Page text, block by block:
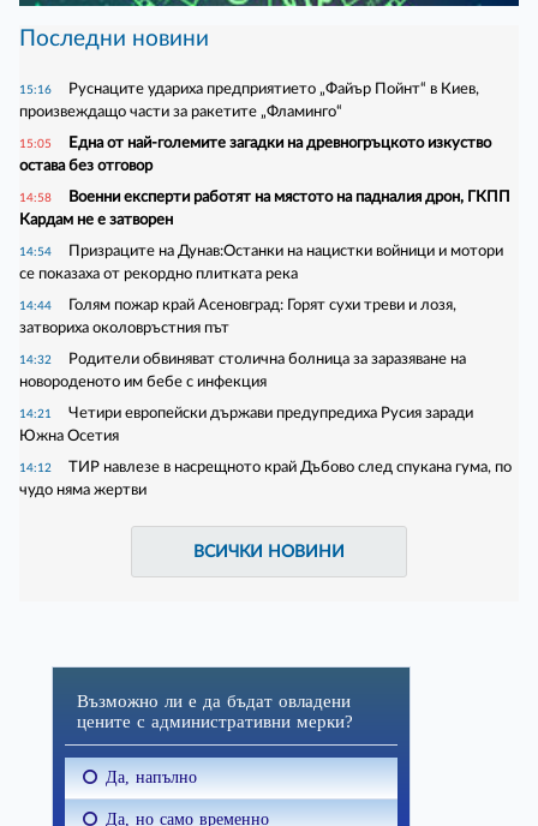
Последни новини
15:16
Руснаците удариха предприятието „Файър Пойнт“ в Киев,
произвеждащо части за ракетите „Фламинго“
15:05
Една от най-големите загадки на древногръцкото изкуство
остава без отговор
14:58
Военни експерти работят на мястото на падналия дрон, ГКПП
Кардам не е затворен
14:54
Призраците на Дунав:Останки на нацистки войници и мотори
се показаха от рекордно плитката река
14:44
Голям пожар край Асеновград: Горят сухи треви и лозя,
затвориха околовръстния път
14:32
Родители обвиняват столична болница за заразяване на
новороденото им бебе с инфекция
14:21
Четири европейски държави предупредиха Русия заради
Южна Осетия
14:12
ТИР навлезе в насрещното край Дъбово след спукана гума, по
чудо няма жертви
ВСИЧКИ НОВИНИ